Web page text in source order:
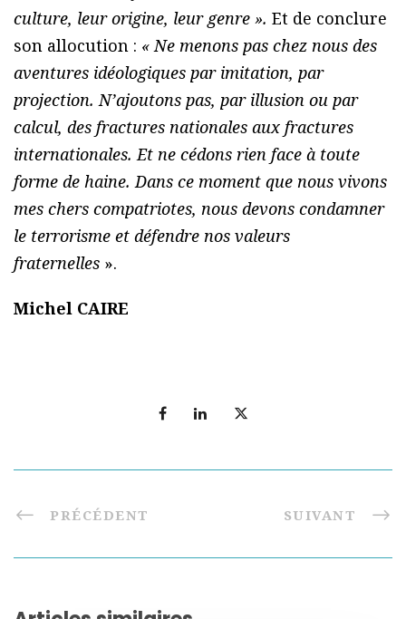
culture, leur origine, leur genre ». Et de conclure
son allocution : « Ne menons pas chez nous des
aventures idéologiques par imitation, par
projection. N’ajoutons pas, par illusion ou par
calcul, des fractures nationales aux fractures
internationales. Et ne cédons rien face à toute
forme de haine. Dans ce moment que nous vivons
mes chers compatriotes, nous devons condamner
le terrorisme et défendre nos valeurs
fraternelles ».
Michel CAIRE
PRÉCÉDENT SUIVANT